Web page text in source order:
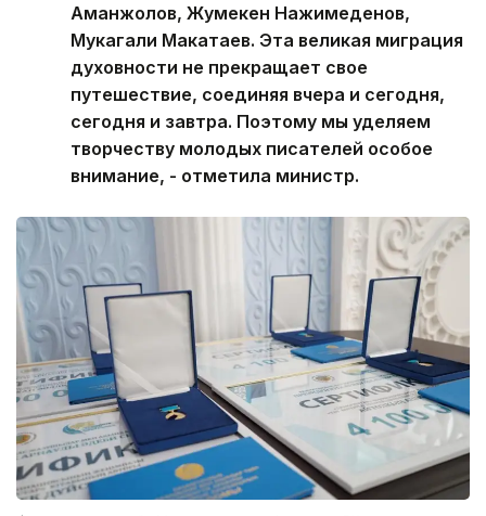
Аманжолов, Жумекен Нажимеденов,
Мукагали Макатаев. Эта великая миграция
духовности не прекращает свое
путешествие, соединяя вчера и сегодня,
сегодня и завтра. Поэтому мы уделяем
творчеству молодых писателей особое
внимание, - отметила министр.